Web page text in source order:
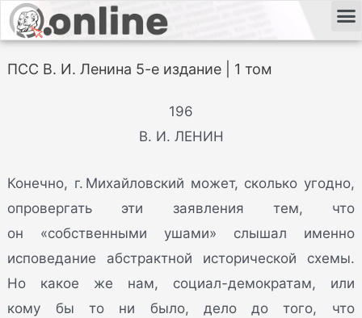
ПСС В. И. Ленина 5-е издание | 1 том
196
В. И. ЛЕНИН
Конечно, г. Михайловский может, сколько угодно,
опровергать эти заявления тем, что
он «собственными ушами» слышал именно
исповедание абстрактной исторической схемы.
Но какое же нам, социал-демократам, или
кому бы то ни было, дело до того, что